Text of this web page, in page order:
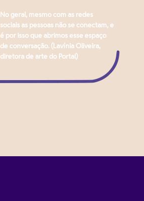
No geral, mesmo com as redes
sociais as pessoas não se conectam, e
é por isso que abrimos esse espaço
de conversação. (Lavínia Oliveira,
diretora de arte do Portal)